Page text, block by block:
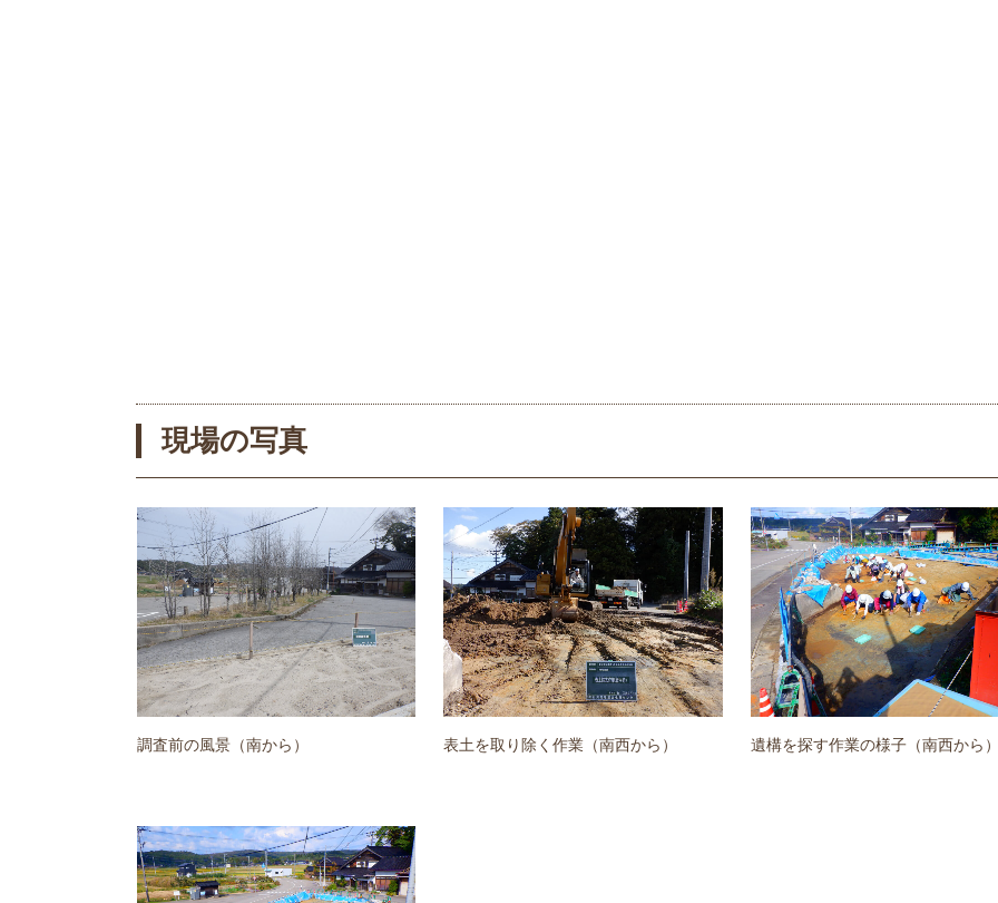
現場の写真
調査前の風景（南から） 表土を取り除く作業（南西から） 遺構を探す作業の様子（南西から